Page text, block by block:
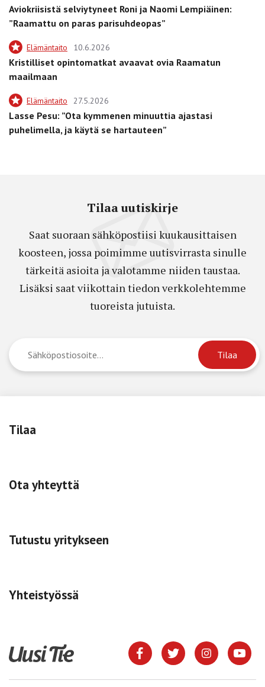
Aviokriisistä selviytyneet Roni ja Naomi Lempiäinen:
”Raamattu on paras parisuhdeopas”
Elämäntaito 10.6.2026
Kristilliset opintomatkat avaavat ovia Raamatun
maailmaan
Elämäntaito 27.5.2026
Lasse Pesu: ”Ota kymmenen minuuttia ajastasi
puhelimella, ja käytä se hartauteen”
Tilaa uutiskirje
Saat suoraan sähköpostiisi kuukausittaisen
koosteen, jossa poimimme uutisvirrasta sinulle
tärkeitä asioita ja valotamme niiden taustaa.
Lisäksi saat viikottain tiedon verkkolehtemme
tuoreista jutuista.
Tilaa
Ota yhteyttä
Tutustu yritykseen
Yhteistyössä